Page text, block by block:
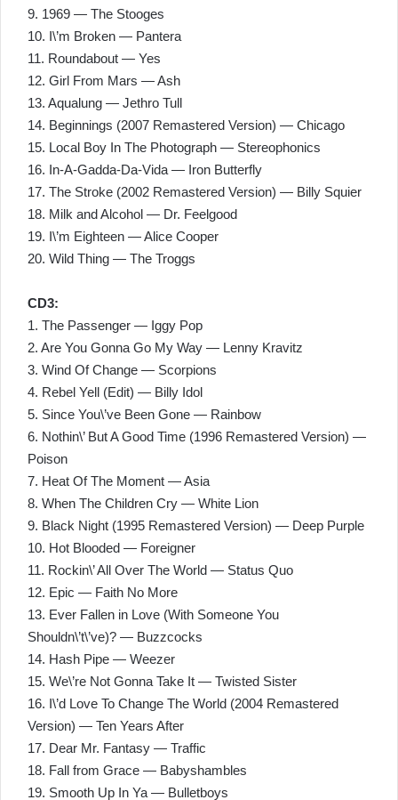
9. 1969 — The Stooges
10. I\’m Broken — Pantera
11. Roundabout — Yes
12. Girl From Mars — Ash
13. Aqualung — Jethro Tull
14. Beginnings (2007 Remastered Version) — Chicago
15. Local Boy In The Photograph — Stereophonics
16. In-A-Gadda-Da-Vida — Iron Butterfly
17. The Stroke (2002 Remastered Version) — Billy Squier
18. Milk and Alcohol — Dr. Feelgood
19. I\’m Eighteen — Alice Cooper
20. Wild Thing — The Troggs
CD3:
1. The Passenger — Iggy Pop
2. Are You Gonna Go My Way — Lenny Kravitz
3. Wind Of Change — Scorpions
4. Rebel Yell (Edit) — Billy Idol
5. Since You\’ve Been Gone — Rainbow
6. Nothin\’ But A Good Time (1996 Remastered Version) —
Poison
7. Heat Of The Moment — Asia
8. When The Children Cry — White Lion
9. Black Night (1995 Remastered Version) — Deep Purple
10. Hot Blooded — Foreigner
11. Rockin\’ All Over The World — Status Quo
12. Epic — Faith No More
13. Ever Fallen in Love (With Someone You
Shouldn\’t\’ve)? — Buzzcocks
14. Hash Pipe — Weezer
15. We\’re Not Gonna Take It — Twisted Sister
16. I\’d Love To Change The World (2004 Remastered
Version) — Ten Years After
17. Dear Mr. Fantasy — Traffic
18. Fall from Grace — Babyshambles
19. Smooth Up In Ya — Bulletboys